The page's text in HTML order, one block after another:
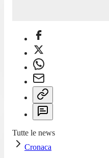
Tutte le news
Cronaca